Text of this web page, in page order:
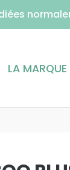
LA MARQUE